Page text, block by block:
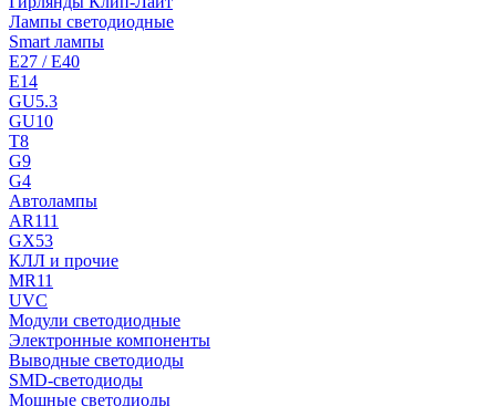
Лампы светодиодные
Smart лампы
E27 / E40
E14
GU5.3
GU10
T8
G9
G4
Автолампы
AR111
GX53
КЛЛ и прочие
MR11
UVC
Модули светодиодные
Электронные компоненты
Выводные светодиоды
SMD-светодиоды
Мощные светодиоды